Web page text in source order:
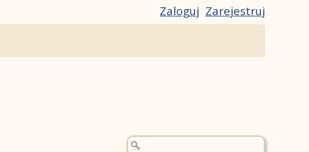
Zaloguj Zarejestruj